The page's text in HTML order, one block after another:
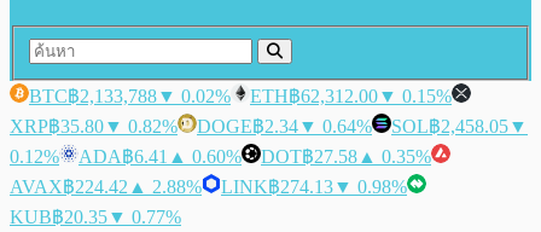
BTC฿2,133,788▼ 0.02% ETH฿62,312.00▼ 0.15%
XRP฿35.80▼ 0.82% DOGE฿2.34▼ 0.64% SOL฿2,458.05▼
0.12%
ADA฿6.41 ▲ 0.60% DOT฿27.58 ▲ 0.35%
AVAX฿224.42 ▲ 2.88% LINK฿274.13▼ 0.98%
KUB฿20.35▼ 0.77%